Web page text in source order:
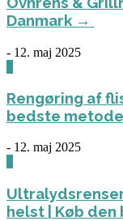
Danmark →
- 12. maj 2025
Rengøring af
bedste
- 12. maj 2025
helst | Køb